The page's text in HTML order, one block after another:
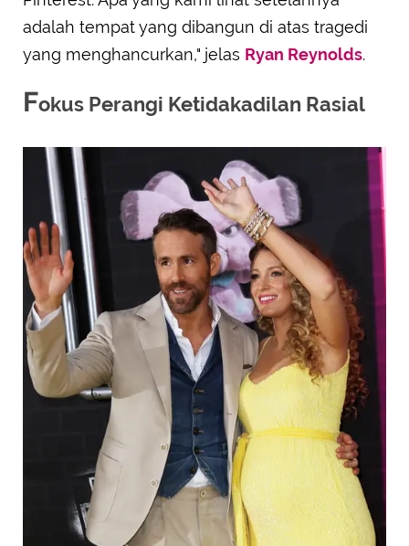
adalah tempat yang dibangun di atas tragedi
yang menghancurkan," jelas Ryan Reynolds.
Fokus Perangi Ketidakadilan Rasial